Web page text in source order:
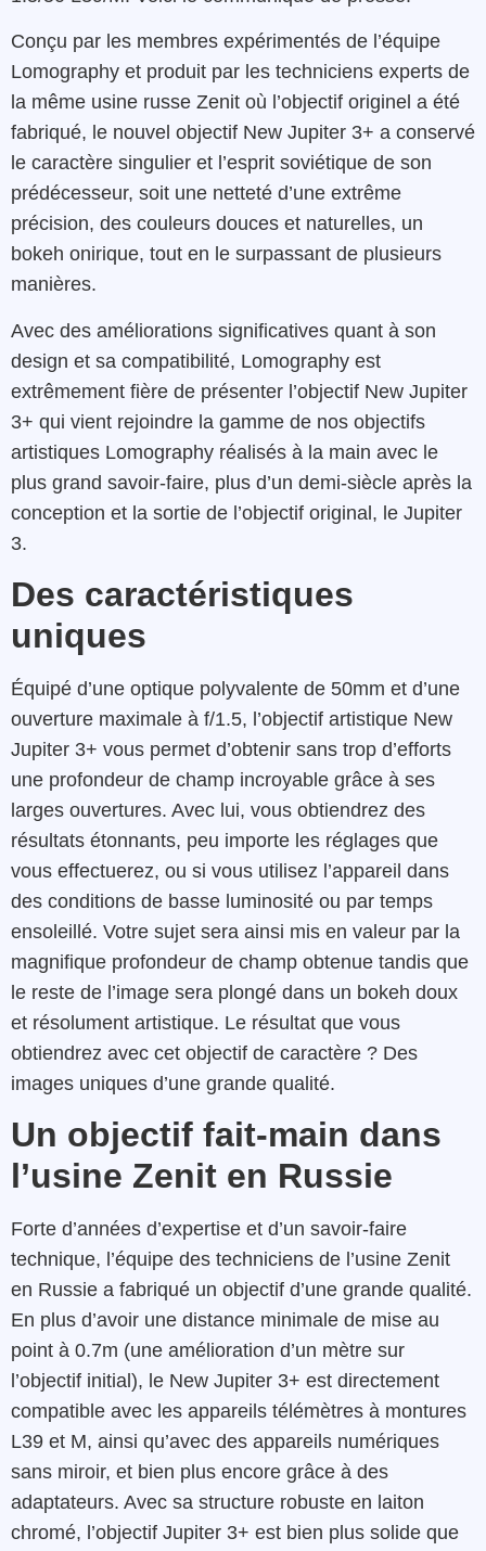
Conçu par les membres expérimentés de l’équipe
Lomography et produit par les techniciens experts de
la même usine russe Zenit où l’objectif originel a été
fabriqué, le nouvel objectif New Jupiter 3+ a conservé
le caractère singulier et l’esprit soviétique de son
prédécesseur, soit une netteté d’une extrême
précision, des couleurs douces et naturelles, un
bokeh onirique, tout en le surpassant de plusieurs
manières.
Avec des améliorations significatives quant à son
design et sa compatibilité, Lomography est
extrêmement fière de présenter l’objectif New Jupiter
3+ qui vient rejoindre la gamme de nos objectifs
artistiques Lomography réalisés à la main avec le
plus grand savoir-faire, plus d’un demi-siècle après la
conception et la sortie de l’objectif original, le Jupiter
3.
Des caractéristiques
uniques
Équipé d’une optique polyvalente de 50mm et d’une
ouverture maximale à f/1.5, l’objectif artistique New
Jupiter 3+ vous permet d’obtenir sans trop d’efforts
une profondeur de champ incroyable grâce à ses
larges ouvertures. Avec lui, vous obtiendrez des
résultats étonnants, peu importe les réglages que
vous effectuerez, ou si vous utilisez l’appareil dans
des conditions de basse luminosité ou par temps
ensoleillé. Votre sujet sera ainsi mis en valeur par la
magnifique profondeur de champ obtenue tandis que
le reste de l’image sera plongé dans un bokeh doux
et résolument artistique. Le résultat que vous
obtiendrez avec cet objectif de caractère ? Des
images uniques d’une grande qualité.
Un objectif fait-main dans
l’usine Zenit en Russie
Forte d’années d’expertise et d’un savoir-faire
technique, l’équipe des techniciens de l’usine Zenit
en Russie a fabriqué un objectif d’une grande qualité.
En plus d’avoir une distance minimale de mise au
point à 0.7m (une amélioration d’un mètre sur
l’objectif initial), le New Jupiter 3+ est directement
compatible avec les appareils télémètres à montures
L39 et M, ainsi qu’avec des appareils numériques
sans miroir, et bien plus encore grâce à des
adaptateurs. Avec sa structure robuste en laiton
chromé, l’objectif Jupiter 3+ est bien plus solide que